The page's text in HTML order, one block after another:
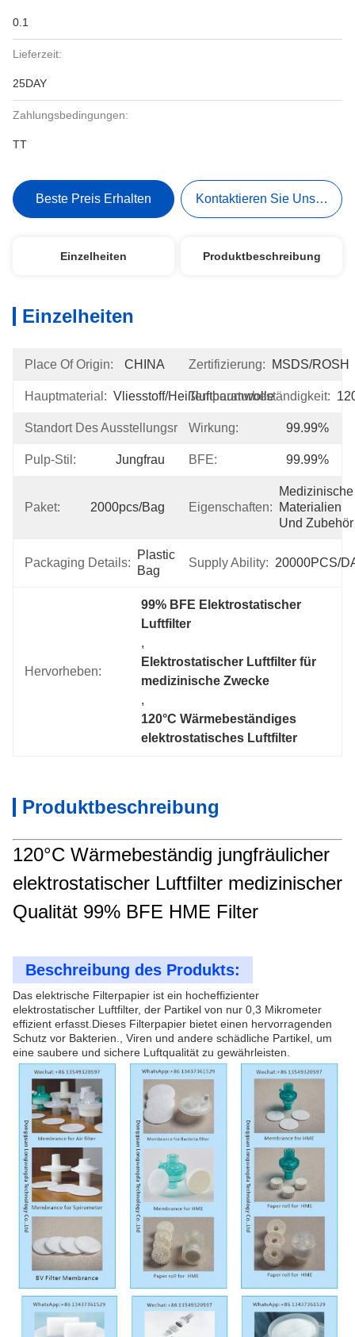
0.1
Lieferzeit:
25DAY
Zahlungsbedingungen:
TT
Beste Preis Erhalten Kontaktieren Sie Uns Jetzt
Einzelheiten Produktbeschreibung
Einzelheiten
Place Of Origin: CHINA Zertifizierung: MSDS/ROSH
Hauptmaterial: Vliesstoff/Heißluftbaumwolle
Temperaturbeständigkeit:
Standort Des Ausstellungsraums: Keine
Wirkung: 99.99%
Pulp-Stil: Jungfrau BFE: 99.99%
Paket: 2000pcs/bag Eigenschaften:
Medizinische
Materialien
Und Zubehör
Packaging Details:
Plastic
Bag
Supply Ability: 20000PCS/
Hervorheben:
99% BFE Elektrostatischer
Luftfilter
,
Elektrostatischer Luftfilter für
medizinische Zwecke
,
120°C Wärmebeständiges
elektrostatisches Luftfilter
Produktbeschreibung
120°C Wärmebeständig jungfräulicher
elektrostatischer Luftfilter medizinischer
Qualität 99% BFE HME Filter
Beschreibung des Produkts:
Das elektrische Filterpapier ist ein hocheffizienter
elektrostatischer Luftfilter, der Partikel von nur 0,3 Mikrometer
effizient erfasst.Dieses Filterpapier bietet einen hervorragenden
Schutz vor Bakterien., Viren und andere schädliche Partikel, um
eine saubere und sichere Luftqualität zu gewährleisten.